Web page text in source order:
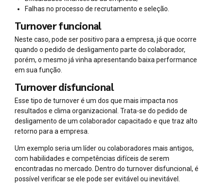
Falhas no processo de recrutamento e seleção.
Turnover funcional
Neste caso, pode ser positivo para a empresa, já que ocorre
quando o pedido de desligamento parte do colaborador,
porém, o mesmo já vinha apresentando baixa performance
em sua função.
Turnover disfuncional
Esse tipo de turnover é um dos que mais impacta nos
resultados e clima organizacional. Trata-se do pedido de
desligamento de um colaborador capacitado e que traz alto
retorno para a empresa.
Um exemplo seria um líder ou colaboradores mais antigos,
com habilidades e competências difíceis de serem
encontradas no mercado. Dentro do turnover disfuncional, é
possível verificar se ele pode ser evitável ou inevitável.